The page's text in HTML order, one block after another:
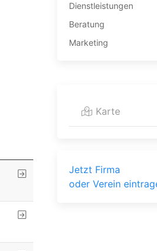
Dienstleistungen
Beratung
Marketing
Karte
Jetzt Firma
oder Verein